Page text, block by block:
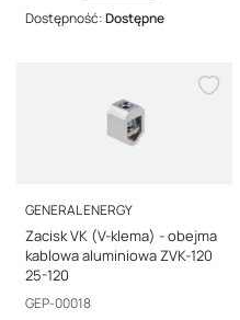
Dostępność:Dostępne
PRODUCENT
GENERAL ENERGY
Zacisk VK (V-klema) - obejma
kablowa aluminiowa ZVK-120
25-120
Kod producenta
GEP-00018